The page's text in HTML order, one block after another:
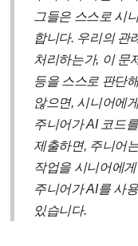
그들은 스스로 시
합니다. 우리의 관
처리하는가, 이 문
등을 스스로 판단
않으면, 시니어에
주니어가 AI 코드
제출하면, 주니어
작업을 시니어에
주니어가 AI를 사
있습니다.